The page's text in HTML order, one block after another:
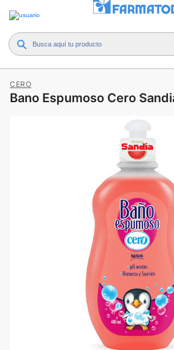
CERO
Bano Espumoso Cero